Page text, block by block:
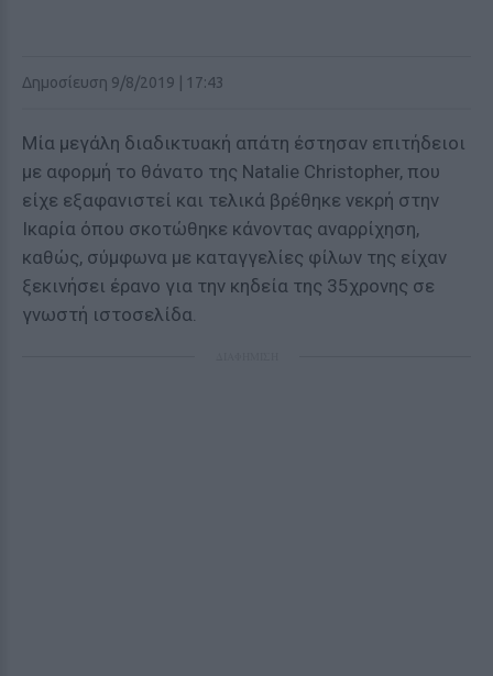
Δημοσίευση 9/8/2019 | 17:43
Μία μεγάλη διαδικτυακή απάτη έστησαν επιτήδειοι
με αφορμή το θάνατο της Natalie Christopher, που
είχε εξαφανιστεί και τελικά βρέθηκε νεκρή στην
Ικαρία όπου σκοτώθηκε κάνοντας αναρρίχηση,
καθώς, σύμφωνα με καταγγελίες φίλων της είχαν
ξεκινήσει έρανο για την κηδεία της 35χρονης σε
γνωστή ιστοσελίδα.